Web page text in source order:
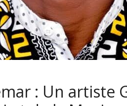
: Un artiste